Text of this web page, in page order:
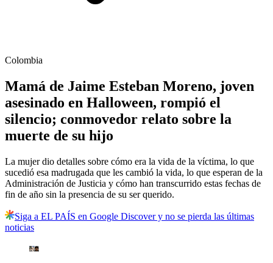
Colombia
Mamá de Jaime Esteban Moreno, joven
asesinado en Halloween, rompió el
silencio; conmovedor relato sobre la
muerte de su hijo
La mujer dio detalles sobre cómo era la vida de la víctima, lo que
sucedió esa madrugada que les cambió la vida, lo que esperan de la
Administración de Justicia y cómo han transcurrido estas fechas de
fin de año sin la presencia de su ser querido.
Siga a EL PAÍS en Google Discover y no se pierda las últimas
noticias